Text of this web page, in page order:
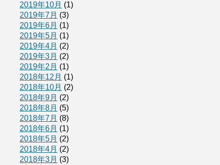
2019年10月 (1)
2019年7月 (3)
2019年6月 (1)
2019年5月 (1)
2019年4月 (2)
2019年3月 (2)
2019年2月 (1)
2018年12月 (1)
2018年10月 (2)
2018年9月 (2)
2018年8月 (5)
2018年7月 (8)
2018年6月 (1)
2018年5月 (2)
2018年4月 (2)
2018年3月 (3)